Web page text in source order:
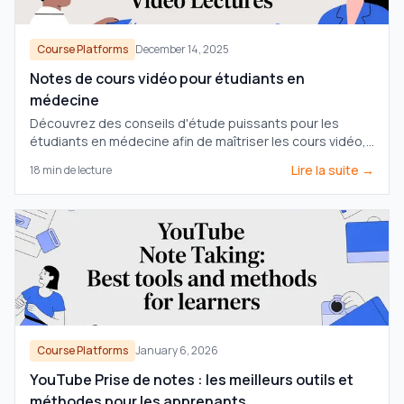
Course Platforms December 14, 2025
Notes de cours vidéo pour étudiants en
médecine
Découvrez des conseils d'étude puissants pour les
étudiants en médecine afin de maîtriser les cours vidéo,
et construire un système d'apprentissage durable.
18 min de lecture Lire la suite →
Course Platforms January 6, 2026
YouTube Prise de notes : les meilleurs outils et